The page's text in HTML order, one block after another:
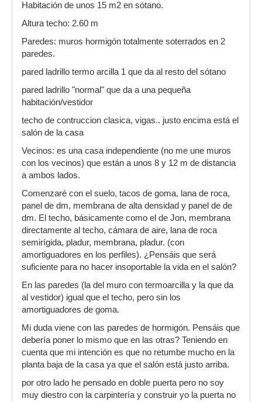
Habitación de unos 15 m2 en sótano.
Altura techo: 2.60 m
Paredes: muros hormigón totalmente soterrados en 2
paredes.
pared ladrillo termo arcilla 1 que da al resto del sótano
pared ladrillo "normal" que da a una pequeña
habitación/vestidor
techo de contruccion clasica, vigas.. justo encima está el
salón de la casa
Vecinos: es una casa independiente (no me une muros
con los vecinos) que están a unos 8 y 12 m de distancia
a ambos lados.
Comenzaré con el suelo, tacos de goma, lana de roca,
panel de dm, membrana de alta densidad y panel de de
dm. El techo, básicamente como el de Jon, membrana
directamente al techo, cámara de aire, lana de roca
semirígida, pladur, membrana, pladur. (con
amortiguadores en los perfiles). ¿Pensáis que será
suficiente para no hacer insoportable la vida en el salón?
En las paredes (la del muro con termoarcilla y la que da
al vestidor) igual que el techo, pero sin los
amortiguadores de goma.
Mi duda viene con las paredes de hormigón. Pensáis que
debería poner lo mismo que en las otras? Teniendo en
cuenta que mi intención es que no retumbe mucho en la
planta baja de la casa ya que el salón está justo arriba.
por otro lado he pensado en doble puerta pero no soy
muy diestro con la carpintería y construir yo la puerta no